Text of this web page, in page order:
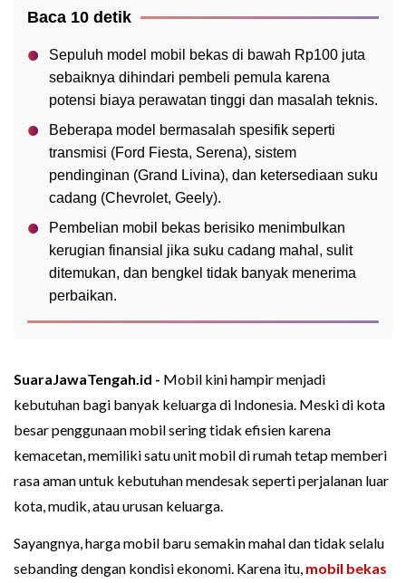
Baca 10 detik
Sepuluh model mobil bekas di bawah Rp100 juta
sebaiknya dihindari pembeli pemula karena
potensi biaya perawatan tinggi dan masalah teknis.
Beberapa model bermasalah spesifik seperti
transmisi (Ford Fiesta, Serena), sistem
pendinginan (Grand Livina), dan ketersediaan suku
cadang (Chevrolet, Geely).
Pembelian mobil bekas berisiko menimbulkan
kerugian finansial jika suku cadang mahal, sulit
ditemukan, dan bengkel tidak banyak menerima
perbaikan.
SuaraJawaTengah.id - Mobil kini hampir menjadi
kebutuhan bagi banyak keluarga di Indonesia. Meski di kota
besar penggunaan mobil sering tidak efisien karena
kemacetan, memiliki satu unit mobil di rumah tetap memberi
rasa aman untuk kebutuhan mendesak seperti perjalanan luar
kota, mudik, atau urusan keluarga.
Sayangnya, harga mobil baru semakin mahal dan tidak selalu
sebanding dengan kondisi ekonomi. Karena itu, mobil bekas